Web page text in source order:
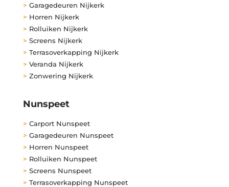
> Garagedeuren Nijkerk
> Horren Nijkerk
> Rolluiken Nijkerk
> Screens Nijkerk
> Terrasoverkapping Nijkerk
> Veranda Nijkerk
> Zonwering Nijkerk
Nunspeet
> Carport Nunspeet
> Garagedeuren Nunspeet
> Horren Nunspeet
> Rolluiken Nunspeet
> Screens Nunspeet
> Terrasoverkapping Nunspeet